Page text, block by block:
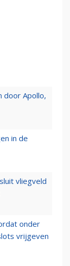
door Apollo,
in de
vliegveld
onder
vrijgeven